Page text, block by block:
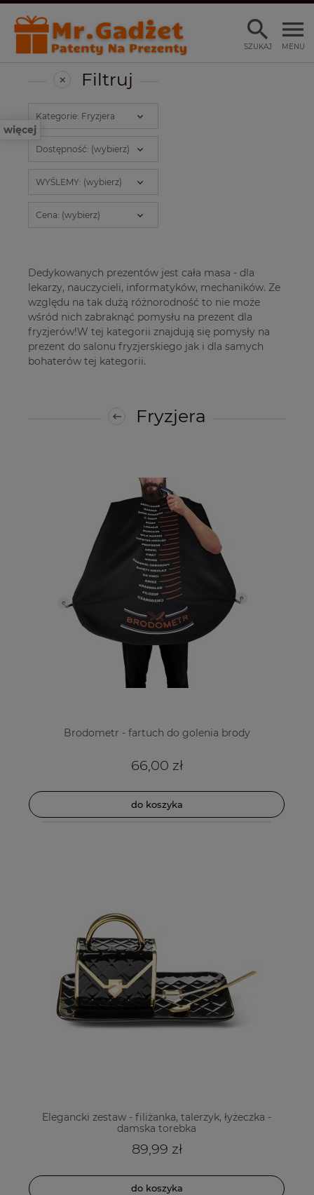
MENU
SZUKAJ
więcej
Filtruj
Kategorie: Fryzjera
Dostępność: (wybierz)
WYŚLEMY: (wybierz)
Cena: (wybierz)
Dedykowanych prezentów jest cała masa - dla
lekarzy, nauczycieli, informatyków, mechaników. Ze
względu na tak dużą różnorodność to nie może
wśród nich zabraknąć pomysłu na prezent dla
fryzjerów!W tej kategorii znajdują się pomysły na
prezent do salonu fryzjerskiego jak i dla samych
bohaterów tej kategorii.
Fryzjera
Brodometr - fartuch do golenia brody
66,00 zł
do koszyka
Elegancki zestaw - filiżanka, talerzyk, łyżeczka -
damska torebka
89,99 zł
do koszyka